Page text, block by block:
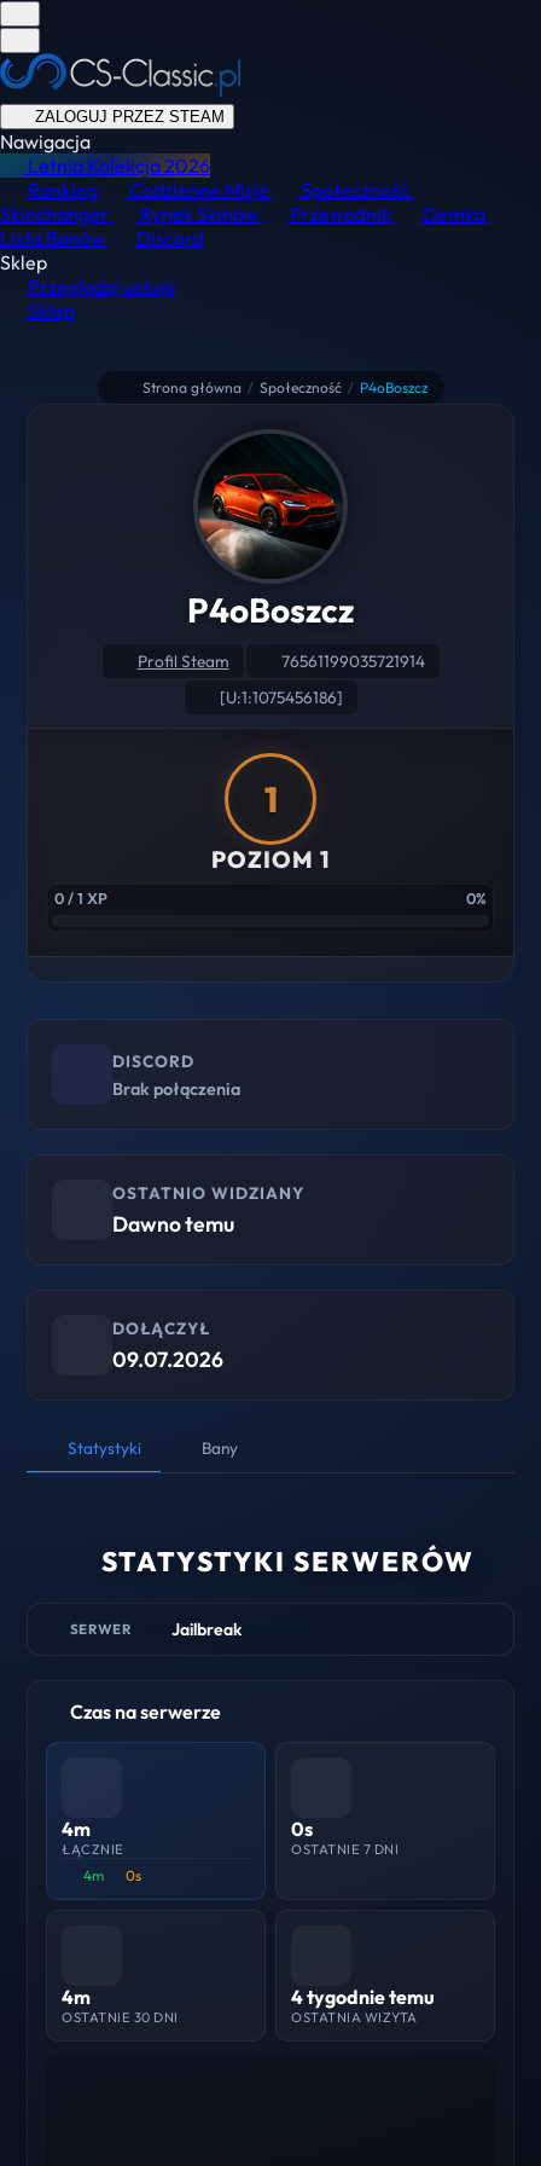
ZALOGUJ PRZEZ STEAM
Nawigacja
Letnia Kolekcja2026
Ranking
Codzienne Misje
Społeczność
Skinchanger
Rynek Skinów Przewodnik
Demka
Lista Banów
Discord
Sklep
Przeglądaj usługi
Sklep
Strona główna / Społeczność / P4oBoszcz
P4oBoszcz
Profil Steam
76561199035721914
[U:1:1075456186]
1
POZIOM 1
0 / 1 XP 0%
DISCORD
Brak połączenia
OSTATNIO WIDZIANY
Dawno temu
DOŁĄCZYŁ
09.07.2026
Statystyki Bany
STATYSTYKI SERWERÓW
SERWER Jailbreak
Czas na serwerze
4m
ŁĄCZNIE
4m 0s
0s
OSTATNIE 7 DNI
4m
OSTATNIE 30 DNI
4 tygodnie temu
OSTATNIA WIZYTA